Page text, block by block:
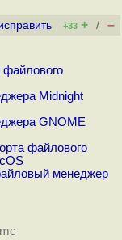
+33 + / –
файлового
Midnight
GNOME
файлового
менеджер